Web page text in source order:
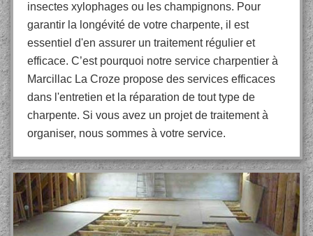
insectes xylophages ou les champignons. Pour
garantir la longévité de votre charpente, il est
essentiel d'en assurer un traitement régulier et
efficace. C’est pourquoi notre service charpentier à
Marcillac La Croze propose des services efficaces
dans l'entretien et la réparation de tout type de
charpente. Si vous avez un projet de traitement à
organiser, nous sommes à votre service.